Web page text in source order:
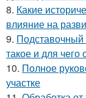
8. Какие
влияние на
9. Подставочный
такое и для чего
10. Полное
участке